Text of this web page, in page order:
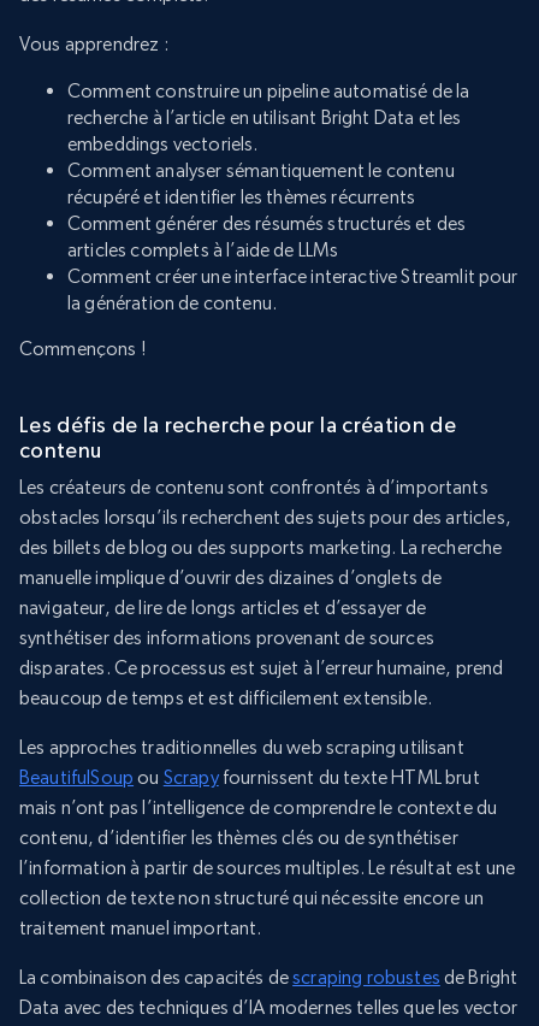
Vous apprendrez :
Comment construire un pipeline automatisé de la
recherche à l’article en utilisant Bright Data et les
embeddings vectoriels.
Comment analyser sémantiquement le contenu
récupéré et identifier les thèmes récurrents
Comment générer des résumés structurés et des
articles complets à l’aide de LLMs
Comment créer une interface interactive Streamlit pour
la génération de contenu.
Commençons !
Les défis de la recherche pour la création de
contenu
Les créateurs de contenu sont confrontés à d’importants
obstacles lorsqu’ils recherchent des sujets pour des articles,
des billets de blog ou des supports marketing. La recherche
manuelle implique d’ouvrir des dizaines d’onglets de
navigateur, de lire de longs articles et d’essayer de
synthétiser des informations provenant de sources
disparates. Ce processus est sujet à l’erreur humaine, prend
beaucoup de temps et est difficilement extensible.
Les approches traditionnelles du web scraping utilisant
BeautifulSoup ou Scrapyfournissent du texte HTML brut
mais n’ont pas l’intelligence de comprendre le contexte du
contenu, d’identifier les thèmes clés ou de synthétiser
l’information à partir de sources multiples. Le résultat est une
collection de texte non structuré qui nécessite encore un
traitement manuel important.
La combinaison des capacités descraping robustes de Bright
Data avec des techniques d’IA modernes telles que les vector